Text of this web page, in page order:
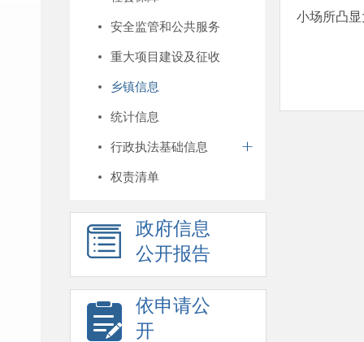
安全监管和公共服务
重大项目建设及征收
乡镇信息
统计信息
行政执法基础信息
权责清单
政府信息
公开报告
依申请公
开
小场所凸